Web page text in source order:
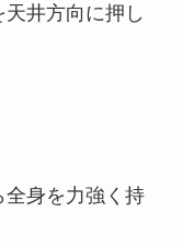
井方向に押し
身を力強く持